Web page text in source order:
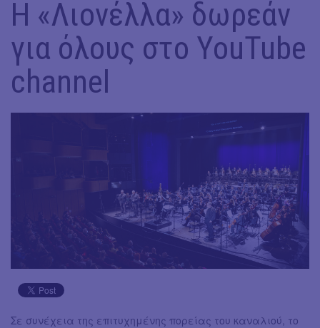
Η «Λιονέλλα» δωρεάν
για όλους στο YouTube
channel
Σε συνέχεια της επιτυχημένης πορείας του καναλιού, το